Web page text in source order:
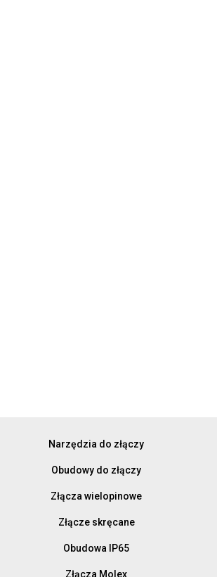
Narzędzia do złączy
Obudowy do złączy
Złącza wielopinowe
Złącze skręcane
Obudowa IP65
Złącza Molex